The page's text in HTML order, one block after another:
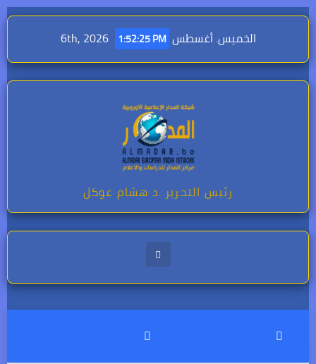
Skip
content
الخميس. أغسطس 6th, 2026 1:52:26 PM
رئيس التحرير .د هشام عوكل